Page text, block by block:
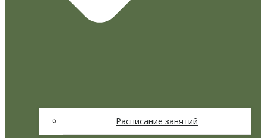
Расписание занятий